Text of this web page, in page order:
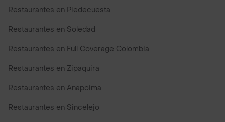
Restaurantes en Piedecuesta
Restaurantes en Soledad
Restaurantes en Full Coverage Colombia
Restaurantes en Zipaquira
Restaurantes en Anapoima
Restaurantes en Sincelejo